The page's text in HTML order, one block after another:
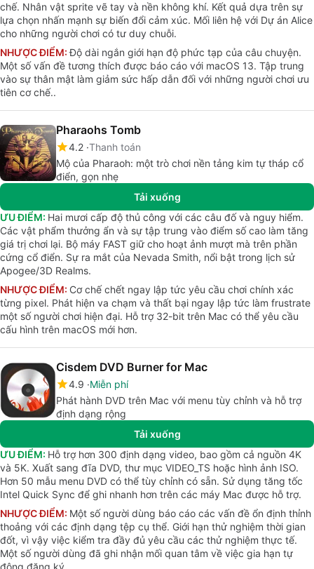
chế. Nhân vật sprite vẽ tay và nền không khí. Kết quả dựa trên sự
lựa chọn nhấn mạnh sự biến đổi cảm xúc. Mối liên hệ với Dự án Alice
cho những người chơi có tư duy chuỗi.
NHƯỢC ĐIỂM:Độ dài ngắn giới hạn độ phức tạp của câu chuyện.
Một số vấn đề tương thích được báo cáo với macOS 13. Tập trung
vào sự thân mật làm giảm sức hấp dẫn đối với những người chơi ưu
tiên cơ chế..
Pharaohs Tomb
4.2 Thanh toán
Mộ của Pharaoh: một trò chơi nền tảng kim tự tháp cổ
điển, gọn nhẹ
Tải xuống
ƯU ĐIỂM: Hai mươi cấp độ thủ công với các câu đố và nguy hiểm.
Các vật phẩm thưởng ẩn và sự tập trung vào điểm số cao làm tăng
giá trị chơi lại. Bộ máy FAST giữ cho hoạt ảnh mượt mà trên phần
cứng cổ điển. Sự ra mắt của Nevada Smith, nổi bật trong lịch sử
Apogee/3D Realms.
NHƯỢC ĐIỂM: Cơ chế chết ngay lập tức yêu cầu chơi chính xác
từng pixel. Phát hiện va chạm và thất bại ngay lập tức làm frustrate
một số người chơi hiện đại. Hỗ trợ 32-bit trên Mac có thể yêu cầu
cấu hình trên macOS mới hơn.
Cisdem DVD Burner for Mac
4.9 Miễn phí
Phát hành DVD trên Mac với menu tùy chỉnh và hỗ trợ
định dạng rộng
Tải xuống
ƯU ĐIỂM: Hỗ trợ hơn 300 định dạng video, bao gồm cả nguồn 4K
và 5K. Xuất sang đĩa DVD, thư mục VIDEO_TS hoặc hình ảnh ISO.
Hơn 50 mẫu menu DVD có thể tùy chỉnh có sẵn. Sử dụng tăng tốc
Intel Quick Sync để ghi nhanh hơn trên các máy Mac được hỗ trợ.
NHƯỢC ĐIỂM: Một số người dùng báo cáo các vấn đề ổn định thỉnh
thoảng với các định dạng tệp cụ thể. Giới hạn thử nghiệm thời gian
đốt, vì vậy việc kiểm tra đầy đủ yêu cầu các thử nghiệm thực tế.
Một số người dùng đã ghi nhận mối quan tâm về việc gia hạn tự
động đăng ký.